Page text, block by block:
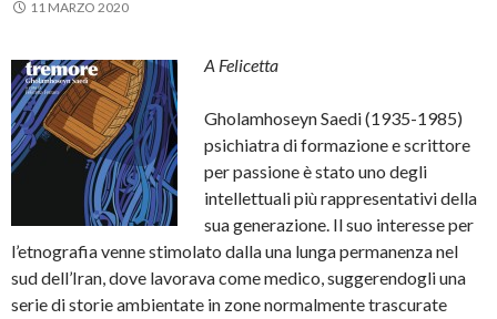
11 MARZO 2020
A Felicetta
Gholamhoseyn Saedi (1935-1985)
psichiatra di formazione e scrittore
per passione è stato uno degli
intellettuali più rappresentativi della
sua generazione. Il suo interesse per
l’etnografia venne stimolato dalla una lunga permanenza nel
sud dell’Iran, dove lavorava come medico, suggerendogli una
serie di storie ambientate in zone normalmente trascurate